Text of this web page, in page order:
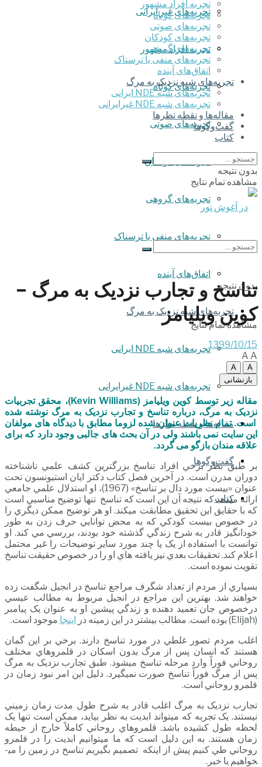
تجربه‌های غیر ایرانی
تجربه افراد مشهور
تجربه‌های کوتاه
تجربه‌های صوتی
تجربه‌های کودکان
تجربه‌های گروهی
‌تجربه‌های منفی یا ترسناک
اتفاق‌های آینده
تجربه‌های شبه نزدیک به مرگ
تجربه‌های شبه NDE ایرانی
تجربه‌های شبه NDE غیرایرانی
مقاله‌ها و نقطه نظرها
گفت‌وگوها
کتاب
تجربه افراد مشهور
تجربه‌های کوتاه
تجربه‌های صوتی
تجربه‌های کودکان
تجربه‌های گروهی
‌تجربه‌های منفی یا ترسناک
اتفاق‌های آینده
تجربه‌های شبه نزدیک به مرگ
تجربه‌های شبه NDE ایرانی
تجربه‌های شبه NDE غیرایرانی
مقاله‌ها و نقطه نظرها
گفت‌وگوها
کتاب
بدون نتیجه
مشاهده تمام نتایج
بدون نتیجه
مشاهده تمام نتایج
تناسخ و تجارب نزدیک به مرگ –
کوین ویلیامز
1399/10/15
A A
A
A
بازنشانی
مقاله زیر توسط کوین ویلیامز (Kevin Williams)، محقق تجربیات
نزدیک به مرگ، درباره تناسخ و تجارب نزدیک به مرگ نوشته شده
است. تمام نظریات عنوان شده لزوما مطابق با دیدگاه های مولفان
این سایت نمی باشند ولی در آن بحث های جالبی وجود دارد که برای
علاقه مندان بازگو می گردد.
بر طبق نظر برخي افراد تناسخ بزرگترين کشف علمي ناشناخته
دوران مدرن است. در آخرين فصل کتاب دکتر ايان استيونسون تحت
عنوان «بيست مورد دال بر تناسخ» (1967)، او استدلال علمي جامعي
ارائه مي­دهد که نتيجه آن اين است که تناسخ تنها توضيح مناسبي است
که با حقايق اين تحقیق مطابقت مي­کند. او هر توضيح ممکن ديگري را
در خصوص بيست کودکي که به محض توانايي حرف زدن به طور
خودانگيز قادر به شرح زندگي گذشته خود بودند، بررسي مي­ کند. او
توانست با استفاده از يک يا چند مورد ساير توضيحات را غير محتمل
اعلام کند. تحقيقات بعدي نيز يافته­ هاي او را در خصوص حقيقت تناسخ
تقويت نموده است.
بسياري از مردم از تعداد شگرف مراجع تناسخ در انجيل شگفت زده
خواهند شد. بهترين اين مراجع در انجيل مربوط به مطالب عيسي
درخصوص جان تعميد دهنده و زندگي پيشين او به عنوان يک پيامبر
(Elijah) بوده است. مطالب بيشتر در اين زمينه در
اینجا موجود است.
اغلب مردم تصور غلطي در مورد تناسخ دارند. برخي بر اين گمان
هستند که انسان پس از مرگ بدون اسکان در قلمروهاي مختلف
روحاني فوراً وارد مرحله تناسخ مي­شود. طبق تجارب نزديک به مرگ
پس از مرگ فوراً تناسخ صورت نمي­گيرد. دليل اين امر نبود زمان در
قلمرو روحاني است.
تجارب نزديک به مرگ اغلب قادر به شرح طول مدت زمان زميني
نيستند. يک تجربه که مي­تواند ابديت به نظر بيايد، ممکن است تنها يک
لحظه طول کشيده باشد. قلمروهاي روحاني کاملاً خارج از حيطه
زمان هستند. به اين دليل است که ما مي­توانيم ابديت را در قلمرو
روحاني طي کنيم پيش از اينکه تصميم بگيريم تناسخ در زمين را مي­
خواهيم يا خير.